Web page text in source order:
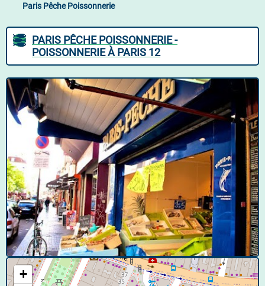
Paris Pêche Poissonnerie
PARIS PÊCHE POISSONNERIE -
POISSONNERIE À PARIS 12
© Google User Content
+